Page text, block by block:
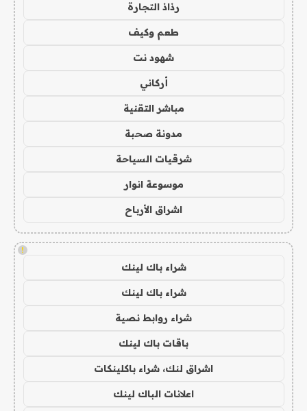
رذاذ التجارة
طعم وكيف
شهود نت
أركاني
مباشر التقنية
مدونة صحبة
شرقيات السياحة
موسوعة انوار
اشراق الأرباح
!
شراء باك لينك
شراء باك لينك
شراء روابط نصية
باقات باك لينك
اشراق لنك، شراء باكلينكات
اعلانات الباك لينك